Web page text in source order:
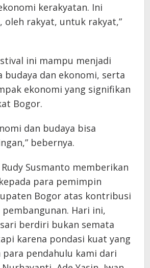
kerakyatan. Ini
oleh rakyat, untuk rakyat,”
ini mampu menjadi
budaya dan ekonomi, serta
ekonomi yang signifikan
Bogor.
dan budaya bisa
bebernya.
Susmanto memberikan
para pemimpin
Bogor atas kontribusi
Hari ini,
berdiri bukan semata
karena pondasi kuat yang
pendahulu kami dari